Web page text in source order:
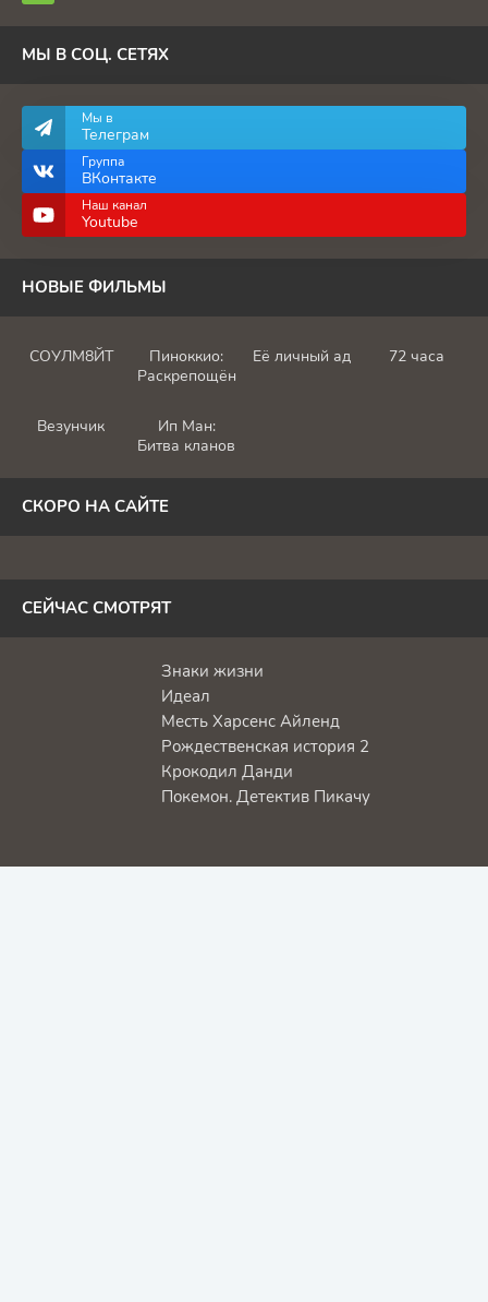
МЫ В СОЦ. СЕТЯХ
Мы в
Телеграм
Группа
ВКонтакте
Наш канал
Youtube
НОВЫЕ ФИЛЬМЫ
СОУЛМ8ЙТ
Пиноккио:
Раскрепощённый
Её личный ад 72 часа
Везунчик
Ип Ман:
Битва кланов
СКОРО НА САЙТЕ
СЕЙЧАС СМОТРЯТ
Знаки жизни
Идеал
Месть Харсенс Айленд
Рождественская история 2
Крокодил Данди
Покемон. Детектив Пикачу